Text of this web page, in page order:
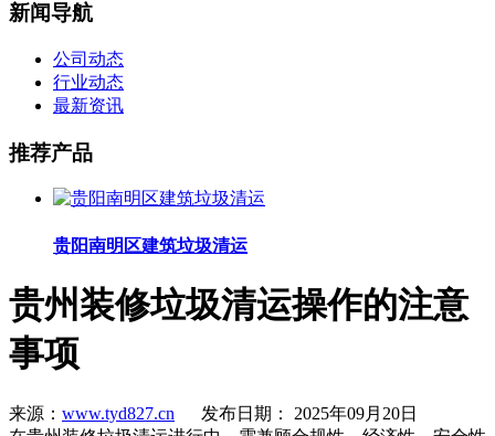
新闻导航
公司动态
行业动态
最新资讯
推荐产品
贵阳南明区建筑垃圾清运
贵州装修垃圾清运操作的注意
事项
来源： www.tyd827.cn 发布日期： 2025年09月20日